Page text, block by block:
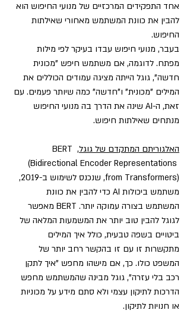
אחד התפקידים המרכזיים של מנועי החיפוש הוא
להבין את כוונת המשתמש מאחורי שאילתות
החיפוש.
בעבר, מנועי חיפוש עבדו בעיקר לפי מילות
מפתח. לדוגמה, אם משתמש חיפש "מכונית
חדשה", גוגל הייתה מציגה עמודים הכוללים את
המילים "מכונית" ו"חדשה" כמה שיותר פעמים. עם
זאת, ה-AI שינה את הדרך בה מנועי החיפוש
מנתחים שאילתות חיפוש.
האלגוריתם המתקדם של גוגל
, BERT
(Bidirectional Encoder Representations
from Transformers), שנכנס לשימוש ב-2019,
משתמש ביכולות AI כדי להבין את כוונת
המשתמש בצורה עמוקה יותר. BERT מאפשר
לגוגל להבין טוב יותר את המשמעות המלאה של
ביטויים בשפה טבעית, כולל איך המילים
מתקשרות זו עם זו בהקשר רחב יותר של
המשפט כולו. כך, אם מישהו מחפש "איך לתקן
רכב בלי עזרה", גוגל מבינה שהמשתמש מחפש
הדרכות לתיקון עצמי ולא סתם מידע על מכוניות
או חנויות לתיקון.